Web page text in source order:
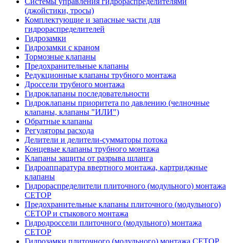
(джойстики, тросы)
Комплектующие и запасные части для
гидрораспределителей
Гидрозамки
Гидрозамки с краном
Тормозные клапаны
Предохранительные клапаны
Редукционные клапаны трубного монтажа
Дроссели трубного монтажа
Гидроклапаны последовательности
Гидроклапаны приоритета по давлению (челночные
клапаны, клапаны "ИЛИ")
Обратные клапаны
Регуляторы расхода
Делители и делители-сумматоры потока
Концевые клапаны трубного монтажа
Клапаны защиты от разрыва шланга
Гидроаппаратура ввертного монтажа, картриджные
клапаны
Гидрораспределители плиточного (модульного) монтажa
CETOP
Предохранительные клапаны плиточного (модульного)
CETOP и стыкового монтажа
Гидродроссели плиточного (модульного) монтажа
CETOP
Гидрозамки плиточного (модульного) монтажа CETOP